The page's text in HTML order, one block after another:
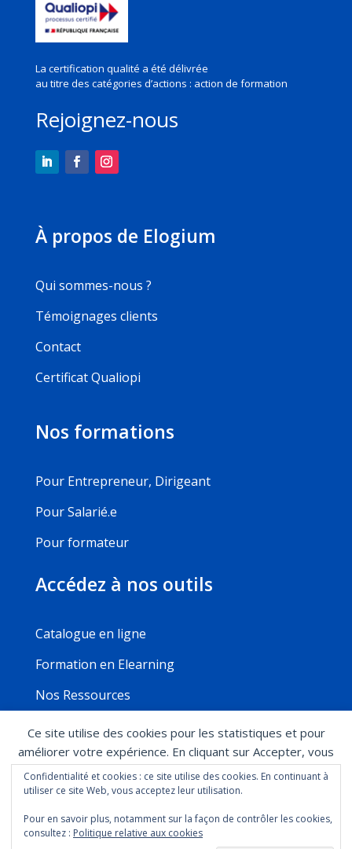
Ce site utilise des cookies pour les statistiques et pour
améliorer votre expérience. En cliquant sur Accepter, vous
consentez à notre utilisation des cookies. En savoir plus
dans notre politique de confidentialité
Accepter
La certification qualité a été délivrée
au titre des catégories d’actions : action de formation
Rejoignez-nous
À propos de Elogium
Qui sommes-nous ?
Témoignages clients
Contact
Certificat Qualiopi
Nos formations
Pour Entrepreneur, Dirigeant
Pour Salarié.e
Pour formateur
Accédez à nos outils
Catalogue en ligne
Formation en Elearning
Nos Ressources
Mentions légales Politique de confidentialité
Conditions générales de ventesRèglement
intérieurModalité d’accès aux formations
Copyright @2024 – Elogium
Confidentialité et cookies : ce site utilise des cookies. En continuant à
utiliser ce site Web, vous acceptez leur utilisation.
Pour en savoir plus, notamment sur la façon de contrôler les cookies,
consultez : Politique relative aux cookies